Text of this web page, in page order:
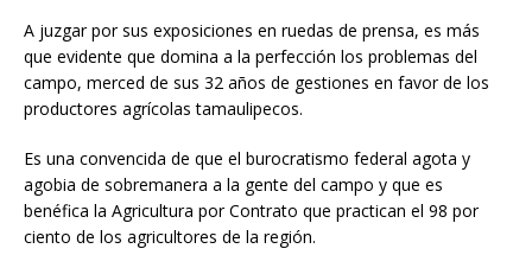
A juzgar por sus exposiciones en ruedas de prensa, es más
que evidente que domina a la perfección los problemas del
campo, merced de sus 32 años de gestiones en favor de los
productores agrícolas tamaulipecos.
Es una convencida de que el burocratismo federal agota y
agobia de sobremanera a la gente del campo y que es
benéfica la Agricultura por Contrato que practican el 98 por
ciento de los agricultores de la región.